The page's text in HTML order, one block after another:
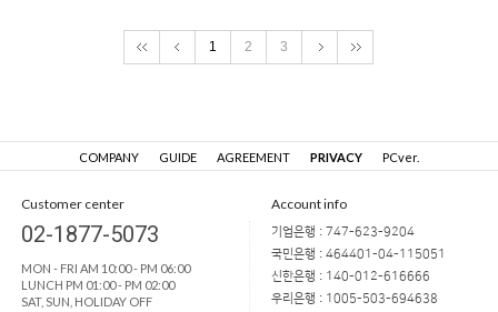
1 2 3
COMPANY GUIDE AGREEMENT PRIVACY PCver.
Customer center
02-1877-5073
MON - FRI AM 10:00 - PM 06:00
LUNCH PM 01:00 - PM 02:00
SAT, SUN, HOLIDAY OFF
Account info
기업은행 : 747-623-9204
국민은행 : 464401-04-115051
신한은행 : 140-012-616666
우리은행 : 1005-503-694638